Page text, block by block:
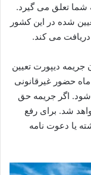
شما تعلق می گیرد.
شده در این کشور
می کند.
جریمه دیپورت تعیین
می شود. برای مثال هر فرد به خاطر ۳ الی ۶ ماه حضور غیرقانونی
می شود. اگر جریمه حق
شد. برای رفع
یا دعوت نامه